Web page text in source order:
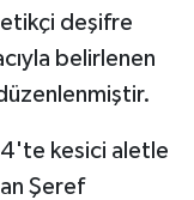
deşifre
belirlenen
kesici aletle
Şeref